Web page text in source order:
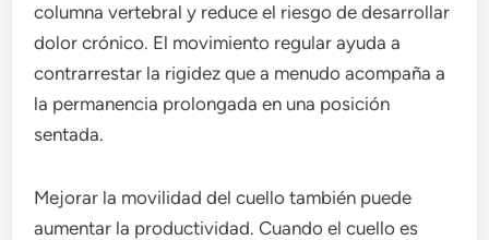
columna vertebral y reduce el riesgo de desarrollar
dolor crónico. El movimiento regular ayuda a
contrarrestar la rigidez que a menudo acompaña a
la permanencia prolongada en una posición
sentada.
Mejorar la movilidad del cuello también puede
aumentar la productividad. Cuando el cuello es